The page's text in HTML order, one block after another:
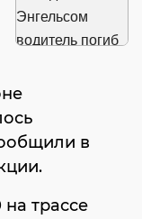
в
трассе